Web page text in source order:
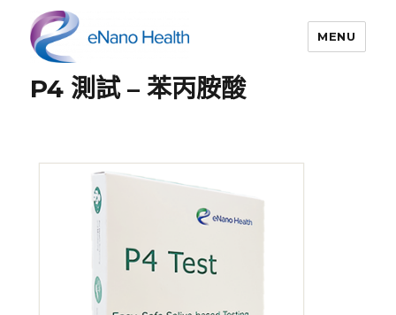
依納康科技
MENU
P4 測試 – 苯丙胺酸